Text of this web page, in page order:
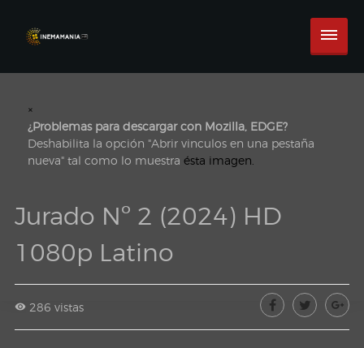
×
¿Problemas para descargar con Mozilla, EDGE?
Deshabilita la opción "Abrir vinculos en una pestaña
nueva" tal como lo muestra ésta imagen.
Jurado Nº 2 (2024) HD
1080p Latino
286 vistas